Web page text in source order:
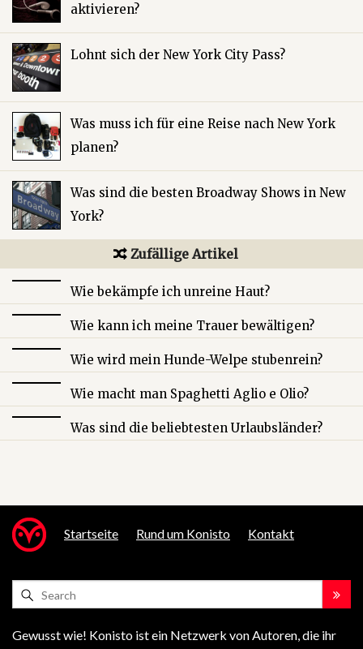
aktivieren?
Lohnt sich der New York City Pass?
Was muss ich für eine Reise nach New York
planen?
Was sind die besten Broadway Shows in New
York?
Zufällige Artikel
Wie bekämpfe ich unreine Haut?
Wie kann ich meine Trauer bewältigen?
Wie wird mein Hunde-Welpe stubenrein?
Wie macht man Spaghetti Aglio e Olio?
Was sind die beliebtesten Urlaubsländer?
Startseite Rund um Konisto Kontakt
Gewusst wie! Konisto ist ein Netzwerk von Autoren, die ihr